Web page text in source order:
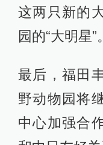
这两只新的
园的“大明星”。
最后，福田
野动物园将
中心加强合